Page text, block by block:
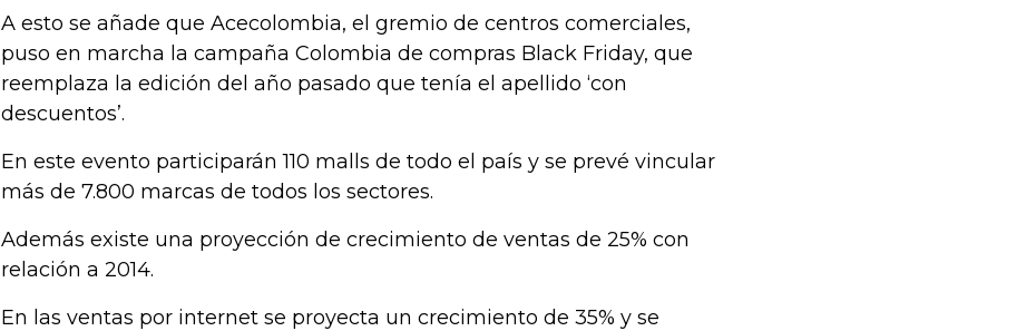
A esto se añade que Acecolombia, el gremio de centros comerciales,
puso en marcha la campaña Colombia de compras Black Friday, que
reemplaza la edición del año pasado que tenía el apellido ‘con
descuentos’.
En este evento participarán 110 malls de todo el país y se prevé vincular
más de 7.800 marcas de todos los sectores.
Además existe una proyección de crecimiento de ventas de 25% con
relación a 2014.
En las ventas por internet se proyecta un crecimiento de 35% y se